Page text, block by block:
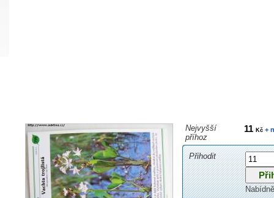
Nejvyšší
příhoz
11 Kč+
Přihodit